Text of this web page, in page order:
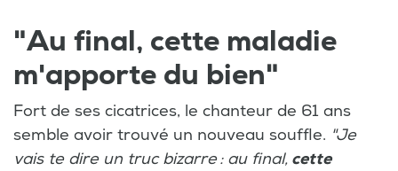
"Au final, cette maladie
m'apporte du bien"
Fort de ses cicatrices, le chanteur de 61 ans
semble avoir trouvé un nouveau souffle. "Je
vais te dire un truc bizarre : au final, cette